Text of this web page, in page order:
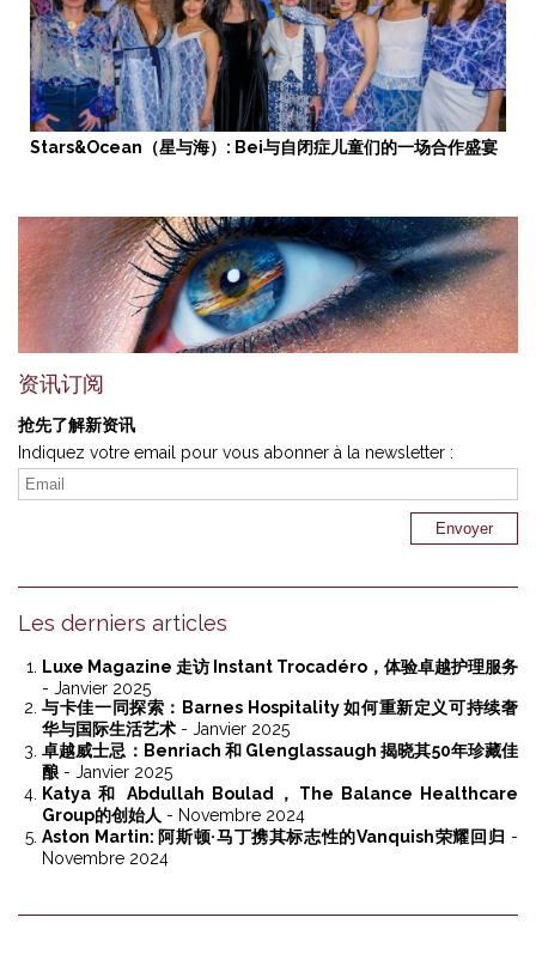
Stars&Ocean（星与海）: Bei与自闭症儿童们的一场合作盛宴
资讯订阅
抢先了解新资讯
Indiquez votre email pour vous abonner à la newsletter :
Les derniers articles
Luxe Magazine 走访 Instant Trocadéro，体验卓越护理服务
- Janvier 2025
与卡佳一同探索：Barnes Hospitality 如何重新定义可持续奢
华与国际生活艺术 - Janvier 2025
卓越威士忌：Benriach 和 Glenglassaugh 揭晓其50年珍藏佳
酿 - Janvier 2025
Katya 和 Abdullah Boulad，The Balance Healthcare
Group的创始人 - Novembre 2024
Aston Martin: 阿斯顿·马丁携其标志性的Vanquish荣耀回归 -
Novembre 2024